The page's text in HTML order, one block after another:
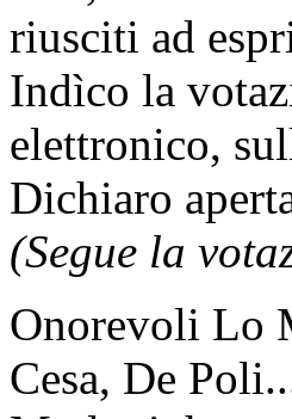
riusciti ad
Indìco la
elettronico,
Dichiaro
(Segue la
Onorevoli Lo
Cesa, De